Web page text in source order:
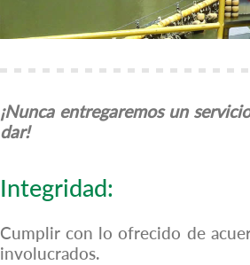
¡Nunca entregaremos un
dar!
Integridad:
Cumplir con lo ofrecido de
involucrados.